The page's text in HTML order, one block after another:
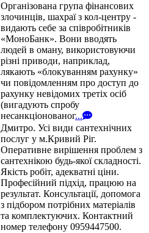
Організована група фінансових
злочинців, шахраї з кол-центру -
видають себе за співробітників
«МоноБанк». Вони вводять
людей в оману, використовуючи
різні приводи, наприклад,
лякають «блокуванням рахунку»
чи повідомленням про доступ до
рахунку невідомих третіх осіб
(вигадують спробу
несанкціонованог...
Дмитро. Усі види сантехнічних
послуг у м.Кривий Ріг.
Оперативне вирішення проблем з
сантехнікою будь-якої складності.
Якість робіт, адекватні ціни.
Професійний підхід, працюю на
результат. Консультації, допомога
з підбором потрібних матеріалів
та комплектуючих. Контактний
номер телефону 0959447500.